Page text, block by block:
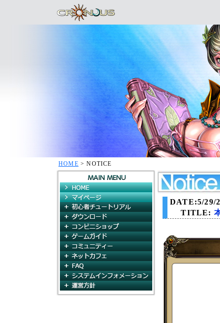
HOME > NOTICE
HOME
マイページ
初心者チュートリアル
ダウンロード
ゲームガイド
コミュニティ
ネットカフェ
DATE:5/29/
TITLE: